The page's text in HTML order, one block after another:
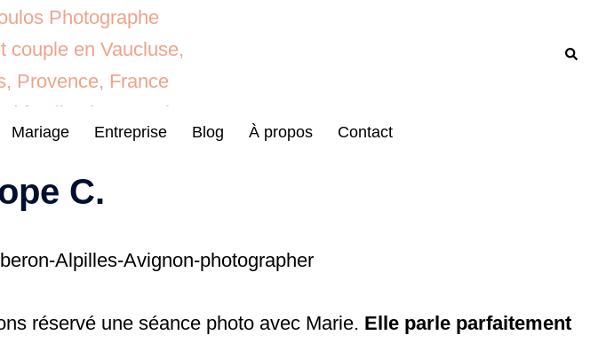
Mariage Entreprise Blog À propos Contact
C.
réservé une séance photo avec Marie. Elle parle parfaitement